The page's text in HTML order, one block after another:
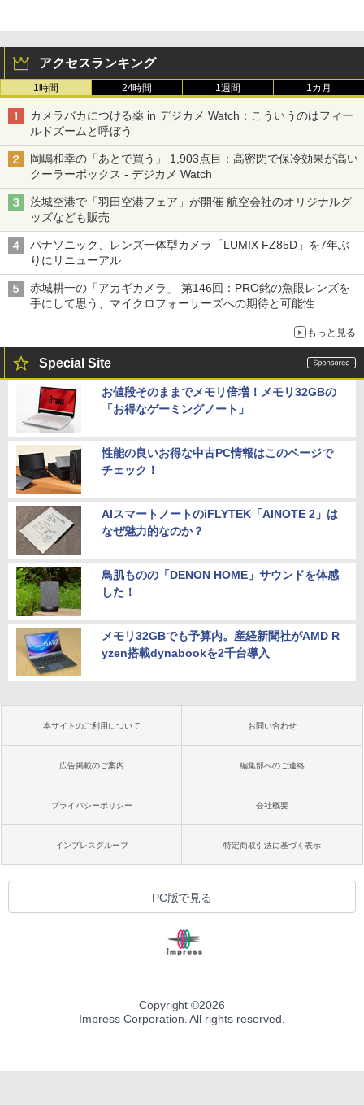
アクセスランキング
1時間 24時間 1週間 1カ月
カメラバカにつける薬 in デジカメ Watch：こういうのはフィー
ルドズームと呼ぼう
岡嶋和幸の「あとで買う」 1,903点目：高密閉で保冷効果が高い
クーラーボックス - デジカメ Watch
茨城空港で「羽田空港フェア」が開催 航空会社のオリジナルグ
ッズなども販売
パナソニック、レンズ一体型カメラ「LUMIX FZ85D」を7年ぶ
りにリニューアル
赤城耕一の「アカギカメラ」 第146回：PRO銘の魚眼レンズを
手にして思う、マイクロフォーサーズへの期待と可能性
もっと見る
Special Site
お値段そのままでメモリ倍増！メモリ32GBの
「お得なゲーミングノート」
性能の良いお得な中古PC情報はこのページで
チェック！
AIスマートノートのiFLYTEK「AINOTE 2」は
なぜ魅力的なのか？
鳥肌ものの「DENON HOME」サウンドを体感
した！
メモリ32GBでも予算内。産経新聞社がAMD R
yzen搭載dynabookを2千台導入
本サイトのご利用について お問い合わせ
広告掲載のご案内 編集部へのご連絡
プライバシーポリシー 会社概要
インプレスグループ 特定商取引法に基づく表示
PC版で見る
Copyright ©2026
Impress Corporation. All rights reserved.